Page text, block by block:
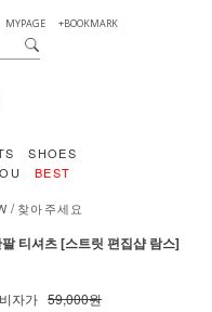
MYPAGE +BOOKMARK
SHOES
BEST
/찾아주세요
티셔츠 [스트릿 편집샵 람스]
자가 59,000원